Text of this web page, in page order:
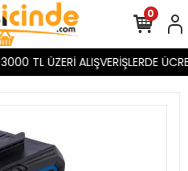
3000 TL ÜZERİ ALIŞVERİŞLERDE
0